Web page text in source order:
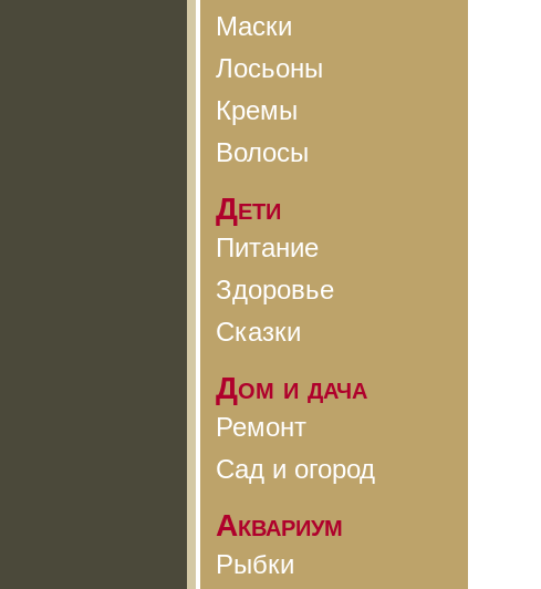
Маски
Лосьоны
Кремы
Волосы
Дети
Питание
Здоровье
Сказки
Дом и дача
Ремонт
Сад и огород
Аквариум
Рыбки